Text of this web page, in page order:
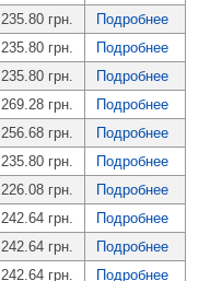
235.80 грн.
Подробнее
235.80 грн.
Подробнее
235.80 грн.
Подробнее
269.28 грн.
Подробнее
256.68 грн.
Подробнее
235.80 грн.
Подробнее
226.08 грн.
Подробнее
242.64 грн.
Подробнее
242.64 грн.
Подробнее
242.64 грн. Подробнее